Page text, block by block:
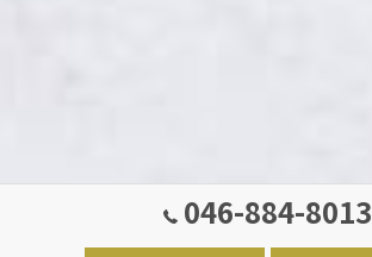
046-884-8013